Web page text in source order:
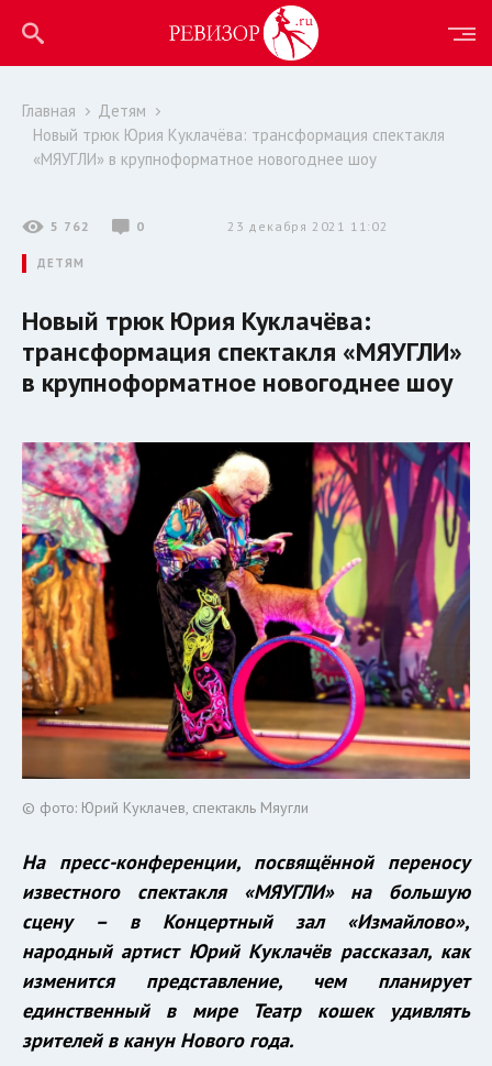
Главная
Детям
Новый трюк Юрия Куклачёва: трансформация спектакля
«МЯУГЛИ» в крупноформатное новогоднее шоу
5 762 0 23 декабря 2021 11:02
ДЕТЯМ
Новый трюк Юрия Куклачёва:
трансформация спектакля «МЯУГЛИ»
в крупноформатное новогоднее шоу
© фото: Юрий Куклачев, спектакль Мяугли
На пресс-конференции, посвящённой переносу
известного спектакля «МЯУГЛИ» на большую
сцену – в Концертный зал «Измайлово»,
народный артист Юрий Куклачёв рассказал, как
изменится представление, чем планирует
единственный в мире Театр кошек удивлять
зрителей в канун Нового года.